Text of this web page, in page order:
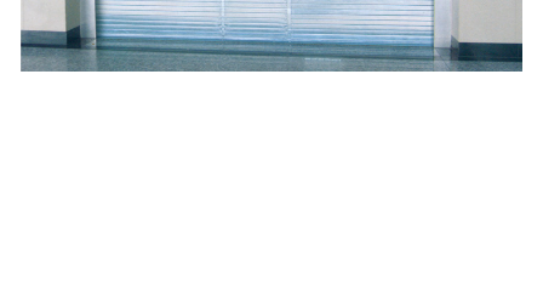
资质荣誉